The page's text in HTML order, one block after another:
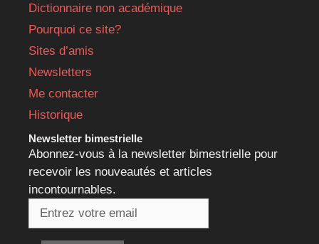
Dictionnaire non académique
Pourquoi ce site?
Sites d’amis
Newsletters
Me contacter
Historique
Newsletter bimestrielle
Abonnez-vous à la newsletter bimestrielle pour
recevoir les nouveautés et articles
incontournables.